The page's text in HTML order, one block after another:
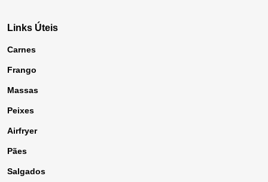
Links Úteis
Carnes
Frango
Massas
Peixes
Airfryer
Pães
Salgados